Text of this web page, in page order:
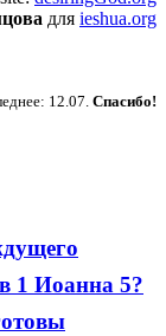
для ieshua.org
12.07. Спасибо!
1 Иоанна 5?